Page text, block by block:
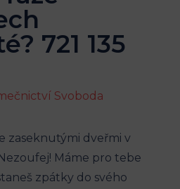
721 135
Svoboda
zaseknutými dveřmi v
Máme pro tebe
zpátky do svého